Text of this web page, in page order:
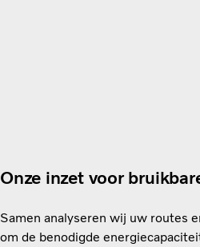
Onze inzet voor
Samen analyseren wij uw routes
om de benodigde